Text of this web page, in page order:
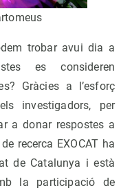
trobar avui dia a
es consideren
Gràcies a l’esforç
investigadors, per
a donar respostes a
recerca EXOCAT ha
de Catalunya i està
la participació de